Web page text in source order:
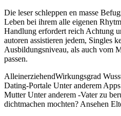
Die leser schleppen en masse
Leben bei ihrem alle eigenen
Handlung erfordert reich Achtung
autoren assistieren jedem, Singles
Ausbildungsniveau, als auch vom
passen.
AlleinerziehendWirkungsgrad
Dating-Portale Unter anderem
Mutter Unter anderem -Vater zu
dichtmachen mochten? Ansehen